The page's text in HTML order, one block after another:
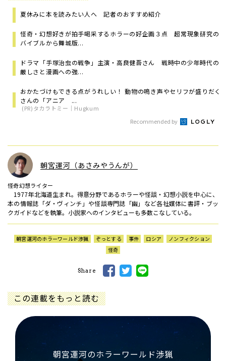
夏休みに本を読みたい人へ 記者のおすすめ紹介
怪奇・幻想好きが拍手喝采するホラーの好企画３点 超常現象研究の
バイブルから舞城版...
ドラマ「手塚治虫の戦争」主演・高良健吾さん 戦時中の少年時代の
厳しさと漫画への強...
おかたづけもできる点がうれしい！ 動物の鳴き声やセリフが盛りだく
さんの「アニア ...
(PR)タカラトミー｜Hugkum
Recommended by
朝宮運河（あさみやうんが）
怪奇幻想ライター
1977年北海道生まれ。得意分野であるホラーや怪談・幻想小説を中心に、
本の情報誌「ダ・ヴィンチ」や怪談専門誌「幽」など各社媒体に書評・ブッ
クガイドなどを執筆。小説家へのインタビューも多数こなしている。
朝宮運河のホラーワールド渉猟 ぞっとする 事件 ロシア
ノンフィクション
怪奇
Share
この連載をもっと読む
朝宮運河のホラーワールド渉猟